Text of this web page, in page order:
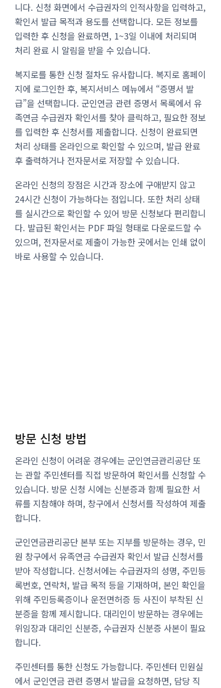
니다. 신청 화면에서 수급권자의 인적사항을 입력하고,
확인서 발급 목적과 용도를 선택합니다. 모든 정보를
입력한 후 신청을 완료하면, 1~3일 이내에 처리되며
처리 완료 시 알림을 받을 수 있습니다.
복지로를 통한 신청 절차도 유사합니다. 복지로 홈페이
지에 로그인한 후, 복지서비스 메뉴에서 “증명서 발
급”을 선택합니다. 군인연금 관련 증명서 목록에서 유
족연금 수급권자 확인서를 찾아 클릭하고, 필요한 정보
를 입력한 후 신청서를 제출합니다. 신청이 완료되면
처리 상태를 온라인으로 확인할 수 있으며, 발급 완료
후 출력하거나 전자문서로 저장할 수 있습니다.
온라인 신청의 장점은 시간과 장소에 구애받지 않고
24시간 신청이 가능하다는 점입니다. 또한 처리 상태
를 실시간으로 확인할 수 있어 방문 신청보다 편리합니
다. 발급된 확인서는 PDF 파일 형태로 다운로드할 수
있으며, 전자문서로 제출이 가능한 곳에서는 인쇄 없이
바로 사용할 수 있습니다.
방문 신청 방법
온라인 신청이 어려운 경우에는 군인연금관리공단 또
는 관할 주민센터를 직접 방문하여 확인서를 신청할 수
있습니다. 방문 신청 시에는 신분증과 함께 필요한 서
류를 지참해야 하며, 창구에서 신청서를 작성하여 제출
합니다.
군인연금관리공단 본부 또는 지부를 방문하는 경우, 민
원 창구에서 유족연금 수급권자 확인서 발급 신청서를
받아 작성합니다. 신청서에는 수급권자의 성명, 주민등
록번호, 연락처, 발급 목적 등을 기재하며, 본인 확인을
위해 주민등록증이나 운전면허증 등 사진이 부착된 신
분증을 함께 제시합니다. 대리인이 방문하는 경우에는
위임장과 대리인 신분증, 수급권자 신분증 사본이 필요
합니다.
주민센터를 통한 신청도 가능합니다. 주민센터 민원실
에서 군인연금 관련 증명서 발급을 요청하면, 담당 직